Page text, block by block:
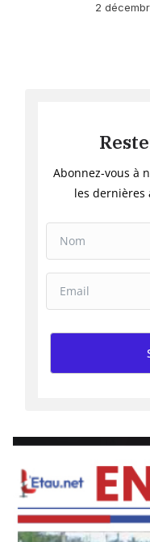
2
Abonnez-vous à
les dernières